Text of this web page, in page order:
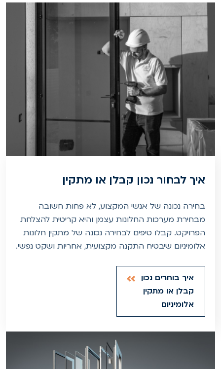
איך לבחור נכון קבלן או מתקין
בחירה נכונה של אנשי המקצוע, לא פחות חשובה
מבחירת מערכות החלונות עצמן והיא קריטית להצלחת
הפרויקט. קבלו טיפים לבחירה נכונה של מתקין חלונות
אלומיניום שיבטיח התקנה מקצועית, אחריות ושקט נפשי.
איך בוחרים נכון
קבלן או מתקין
אלומיניום